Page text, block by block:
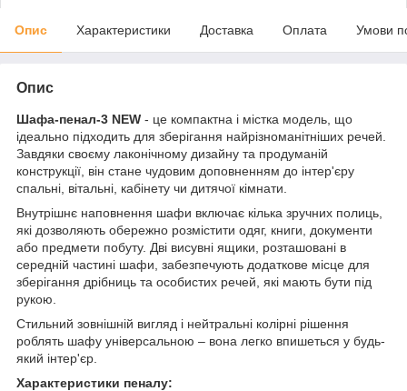
Опис Характеристики Доставка Оплата Умови
Опис
Шафа-пенал-3 NEW - це компактна і містка модель, що
ідеально підходить для зберігання найрізноманітніших речей.
Завдяки своєму лаконічному дизайну та продуманій
конструкції, він стане чудовим доповненням до інтер'єру
спальні, вітальні, кабінету чи дитячої кімнати.
Внутрішнє наповнення шафи включає кілька зручних полиць,
які дозволяють обережно розмістити одяг, книги, документи
або предмети побуту. Дві висувні ящики, розташовані в
середній частині шафи, забезпечують додаткове місце для
зберігання дрібниць та особистих речей, які мають бути під
рукою.
Стильний зовнішній вигляд і нейтральні колірні рішення
роблять шафу універсальною – вона легко впишеться у будь-
який інтер'єр.
Характеристики пеналу: